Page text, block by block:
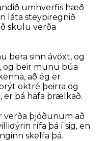
umhverfis hæð
láta steypiregnið
skulu verða
bera sinn ávöxt, og
og þeir munu búa
að ég er
oktré þeirra og
er þá hafa þrælkað.
verða þjóðunum að
rífa þá í sig, en
skelfa þá.